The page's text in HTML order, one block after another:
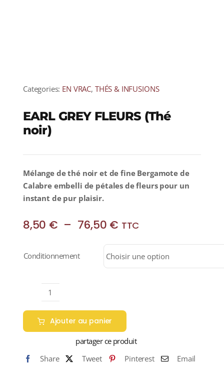
Categories: EN VRAC, THÉS & INFUSIONS
EARL GREY FLEURS (Thé
noir)
Mélange de thé noir et de fine Bergamote de
Calabre embelli de pétales de fleurs pour un
instant de pur plaisir.
8,50 € – 76,50 € Plage
prix :
8,50 €
TTC
Conditionnement
quantité
de
EARL
GREY
(Thé
Ajouter au panier
partager ce produit
Share
Tweet Pinterest Email